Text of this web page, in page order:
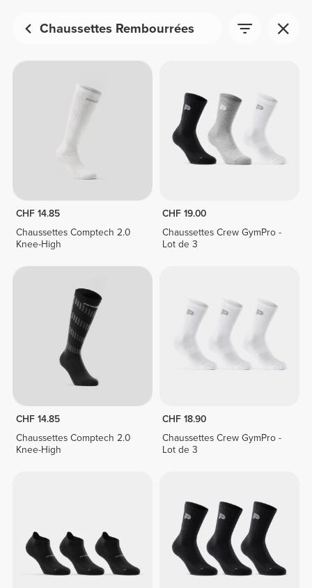
Chaussettes Rembourrées
CHF 14.85
Chaussettes Comptech 2.0
Knee-High
CHF 19.00
Chaussettes Crew GymPro -
Lot de 3
CHF 14.85
Chaussettes Comptech 2.0
Knee-High
CHF 18.90
Chaussettes Crew GymPro -
Lot de 3